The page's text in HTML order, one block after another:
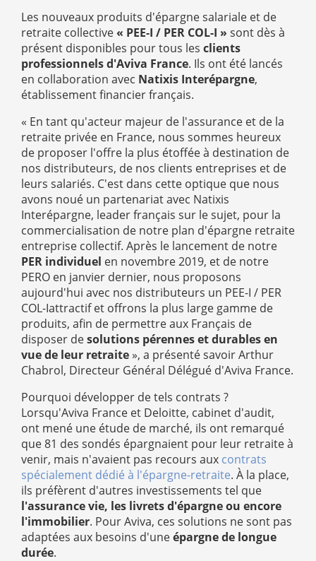
Les nouveaux produits d'épargne salariale et de
retraite collective« PEE-I / PER COL-I » sont dès à
présent disponibles pour tous les clients
professionnels d'Aviva France. Ils ont été lancés
en collaboration avec Natixis Interépargne,
établissement financier français.
« En tant qu'acteur majeur de l'assurance et de la
retraite privée en France, nous sommes heureux
de proposer l'offre la plus étoffée à destination de
nos distributeurs, de nos clients entreprises et de
leurs salariés. C'est dans cette optique que nous
avons noué un partenariat avec Natixis
Interépargne, leader français sur le sujet, pour la
commercialisation de notre plan d'épargne retraite
entreprise collectif. Après le lancement de notre
PER individuel en novembre 2019, et de notre
PERO en janvier dernier, nous proposons
aujourd'hui avec nos distributeurs un PEE-I / PER
COL-Iattractif et offrons la plus large gamme de
produits, afin de permettre aux Français de
disposer desolutions pérennes et durables en
vue de leur retraite », a présenté savoir Arthur
Chabrol, Directeur Général Délégué d'Aviva France.
Pourquoi développer de tels contrats ?
Lorsqu'Aviva France et Deloitte, cabinet d'audit,
ont mené une étude de marché, ils ont remarqué
que 81 des sondés épargnaient pour leur retraite à
venir, mais n'avaient pas recours aux contrats
spécialement dédié à l'épargne-retraite. À la place,
ils préfèrent d'autres investissements tel que
l'assurance vie, les livrets d'épargne ou encore
l'immobilier. Pour Aviva, ces solutions ne sont pas
adaptées aux besoins d'uneépargne de longue
durée.